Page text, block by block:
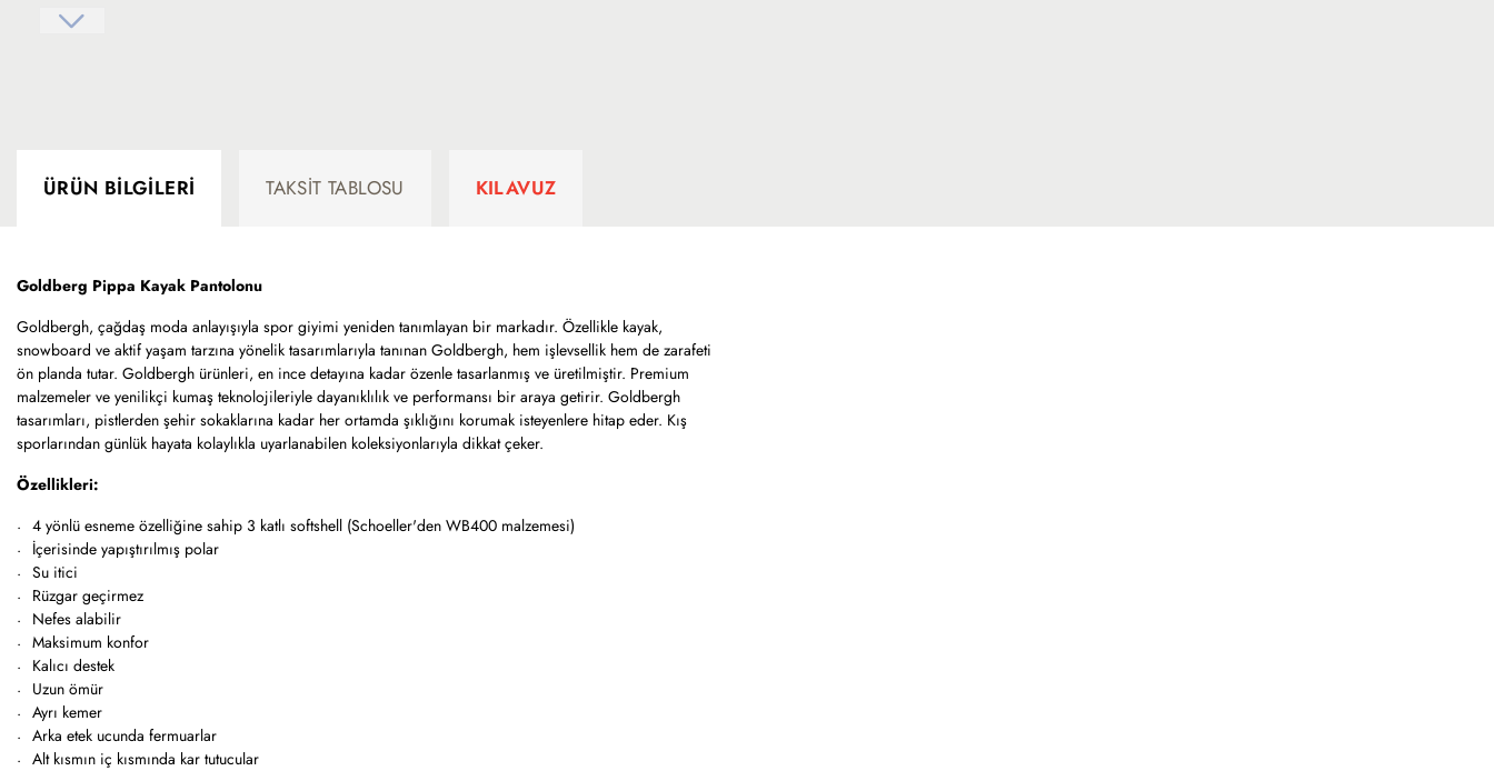
ÜRÜN BILGILERI TAKSIT TABLOSU KILAVUZ
Goldberg Pippa Kayak Pantolonu
Goldbergh, çağdaş moda anlayışıyla spor giyimi yeniden tanımlayan bir markadır. Özellikle kayak,
snowboard ve aktif yaşam tarzına yönelik tasarımlarıyla tanınan Goldbergh, hem işlevsellik hem de zarafeti
ön planda tutar. Goldbergh ürünleri, en ince detayına kadar özenle tasarlanmış ve üretilmiştir. Premium
malzemeler ve yenilikçi kumaş teknolojileriyle dayanıklılık ve performansı bir araya getirir. Goldbergh
tasarımları, pistlerden şehir sokaklarına kadar her ortamda şıklığını korumak isteyenlere hitap eder. Kış
sporlarından günlük hayata kolaylıkla uyarlanabilen koleksiyonlarıyla dikkat çeker.
Özellikleri:
4 yönlü esneme özelliğine sahip 3 katlı softshell (Schoeller'den WB400 malzemesi)
İçerisinde yapıştırılmış polar
Su itici
Rüzgar geçirmez
Nefes alabilir
Maksimum konfor
Kalıcı destek
Uzun ömür
Ayrı kemer
Arka etek ucunda fermuarlar
Alt kısmın iç kısmında kar tutucular